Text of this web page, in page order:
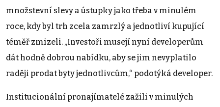
množstevní slevy a ústupky jako třeba v minulém
roce, kdy byl trh zcela zamrzlý a jednotliví kupující
téměř zmizeli. „Investoři musejí nyní developerům
dát hodně dobrou nabídku, aby se jim nevyplatilo
raději prodat byty jednotlivcům,“ podotýká developer.
Institucionální pronajímatelé zažili v minulých